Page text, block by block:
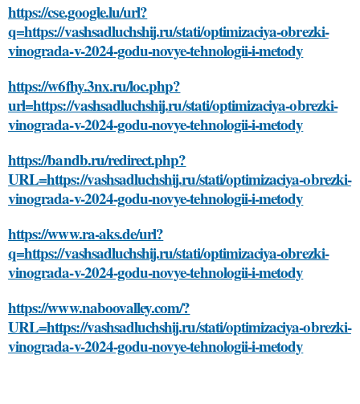
https://cse.google.lu/url?
q=https://vashsadluchshij.ru/stati/optimizaciya-obrezki-
vinograda-v-2024-godu-novye-tehnologii-i-metody
https://w6fhy.3nx.ru/loc.php?
url=https://vashsadluchshij.ru/stati/optimizaciya-obrezki-
vinograda-v-2024-godu-novye-tehnologii-i-metody
https://bandb.ru/redirect.php?
URL=https://vashsadluchshij.ru/stati/optimizaciya-obrezki-
vinograda-v-2024-godu-novye-tehnologii-i-metody
https://www.ra-aks.de/url?
q=https://vashsadluchshij.ru/stati/optimizaciya-obrezki-
vinograda-v-2024-godu-novye-tehnologii-i-metody
https://www.naboovalley.com/?
URL=https://vashsadluchshij.ru/stati/optimizaciya-obrezki-
vinograda-v-2024-godu-novye-tehnologii-i-metody